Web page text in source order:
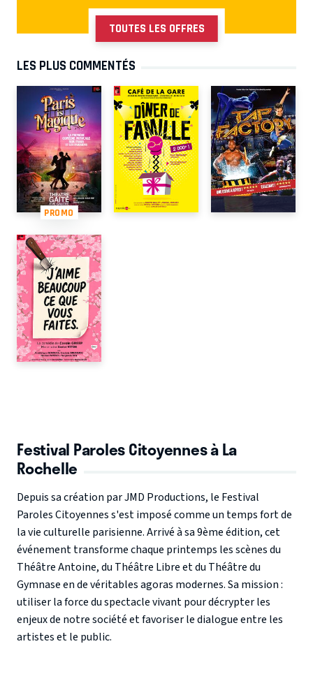
TOUTES LES OFFRES
LES PLUS COMMENTÉS
PROMO
Festival Paroles Citoyennes à La
Rochelle
Depuis sa création parJMD Productions, le Festival
Paroles Citoyenness'est imposé comme un temps fort de
la vie culturelle parisienne. Arrivé à sa9ème édition, cet
événement transforme chaque printemps les scènes du
Théâtre Antoine, du Théâtre Libreet du Théâtre du
Gymnaseen de véritables agoras modernes. Sa mission :
utiliser la force du spectacle vivant pour décrypter les
enjeux de notre société et favoriser le dialogue entre les
artistes et le public.